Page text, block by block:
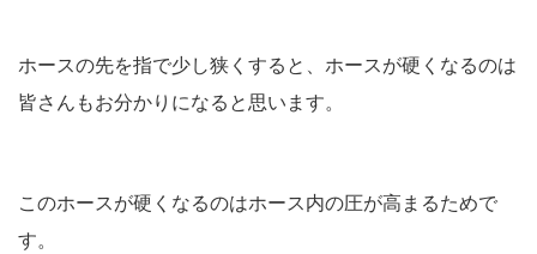
ホースの先を指で少し狭くすると、ホースが硬くなるのは
皆さんもお分かりになると思います。
このホースが硬くなるのはホース内の圧が高まるためで
す。